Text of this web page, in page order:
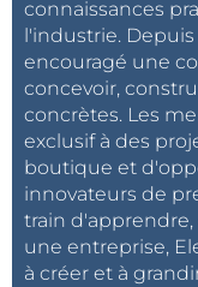
énergétique, car
économe en
également de
uniquement sur
tels que la 2G et la
devient de plus
ces réseaux,
progressivement
paysage en
connaissances
l'industrie.
encouragé une
concevoir,
concrètes. Les
exclusif à des
boutique et
innovateurs de
train
une entreprise,
à créer et à